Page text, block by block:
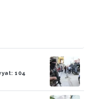
104